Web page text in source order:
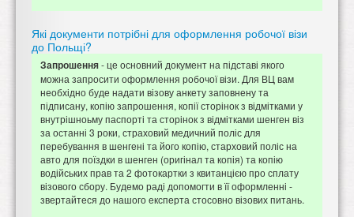
Які документи потрібні для оформлення робочої візи
до Польщі?
Запрошення- це основний документ на підставі якого
можна запросити оформлення робочої візи. Для ВЦ вам
необхідно буде надати візову анкету заповнену та
підписану, копію запрошення, копії сторінок з відмітками у
внутрішноьму паспорті та сторінок з відмітками шенген віз
за останні 3 роки, страховий медичний поліс для
перебування в шенгені та його копію, старховий поліс на
авто для поїздки в шенген (оригінал та копія) та копію
водійських прав та 2 фотокартки з квитанцією про сплату
візового сбору. Будемо раді допомогти в її оформленні -
звертайтеся до нашого експерта стосовно візових питань.